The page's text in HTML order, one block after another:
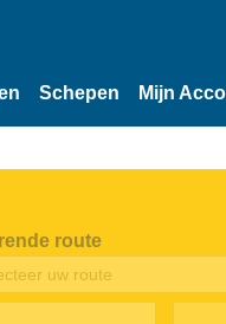
Schepen Mijn
route